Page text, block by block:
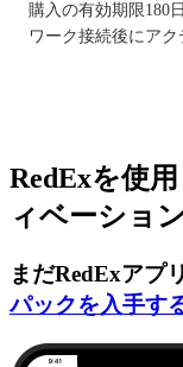
購入の有効期限180
ワーク接続後にア
RedExを使
ィベーショ
まだRedExアプ
パックを入手す